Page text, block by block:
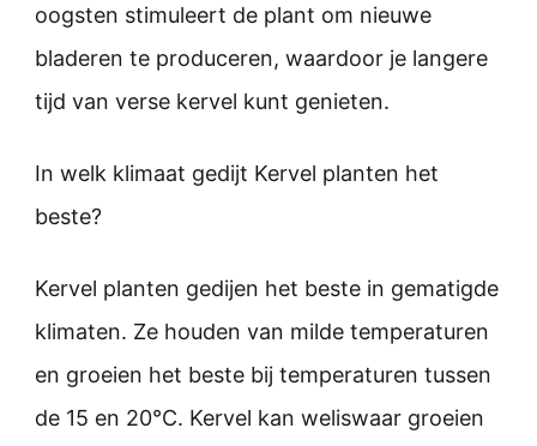
oogsten stimuleert de plant om nieuwe
bladeren te produceren, waardoor je langere
tijd van verse kervel kunt genieten.
In welk klimaat gedijt Kervel planten het
beste?
Kervel planten gedijen het beste in gematigde
klimaten. Ze houden van milde temperaturen
en groeien het beste bij temperaturen tussen
de 15 en 20°C. Kervel kan weliswaar groeien